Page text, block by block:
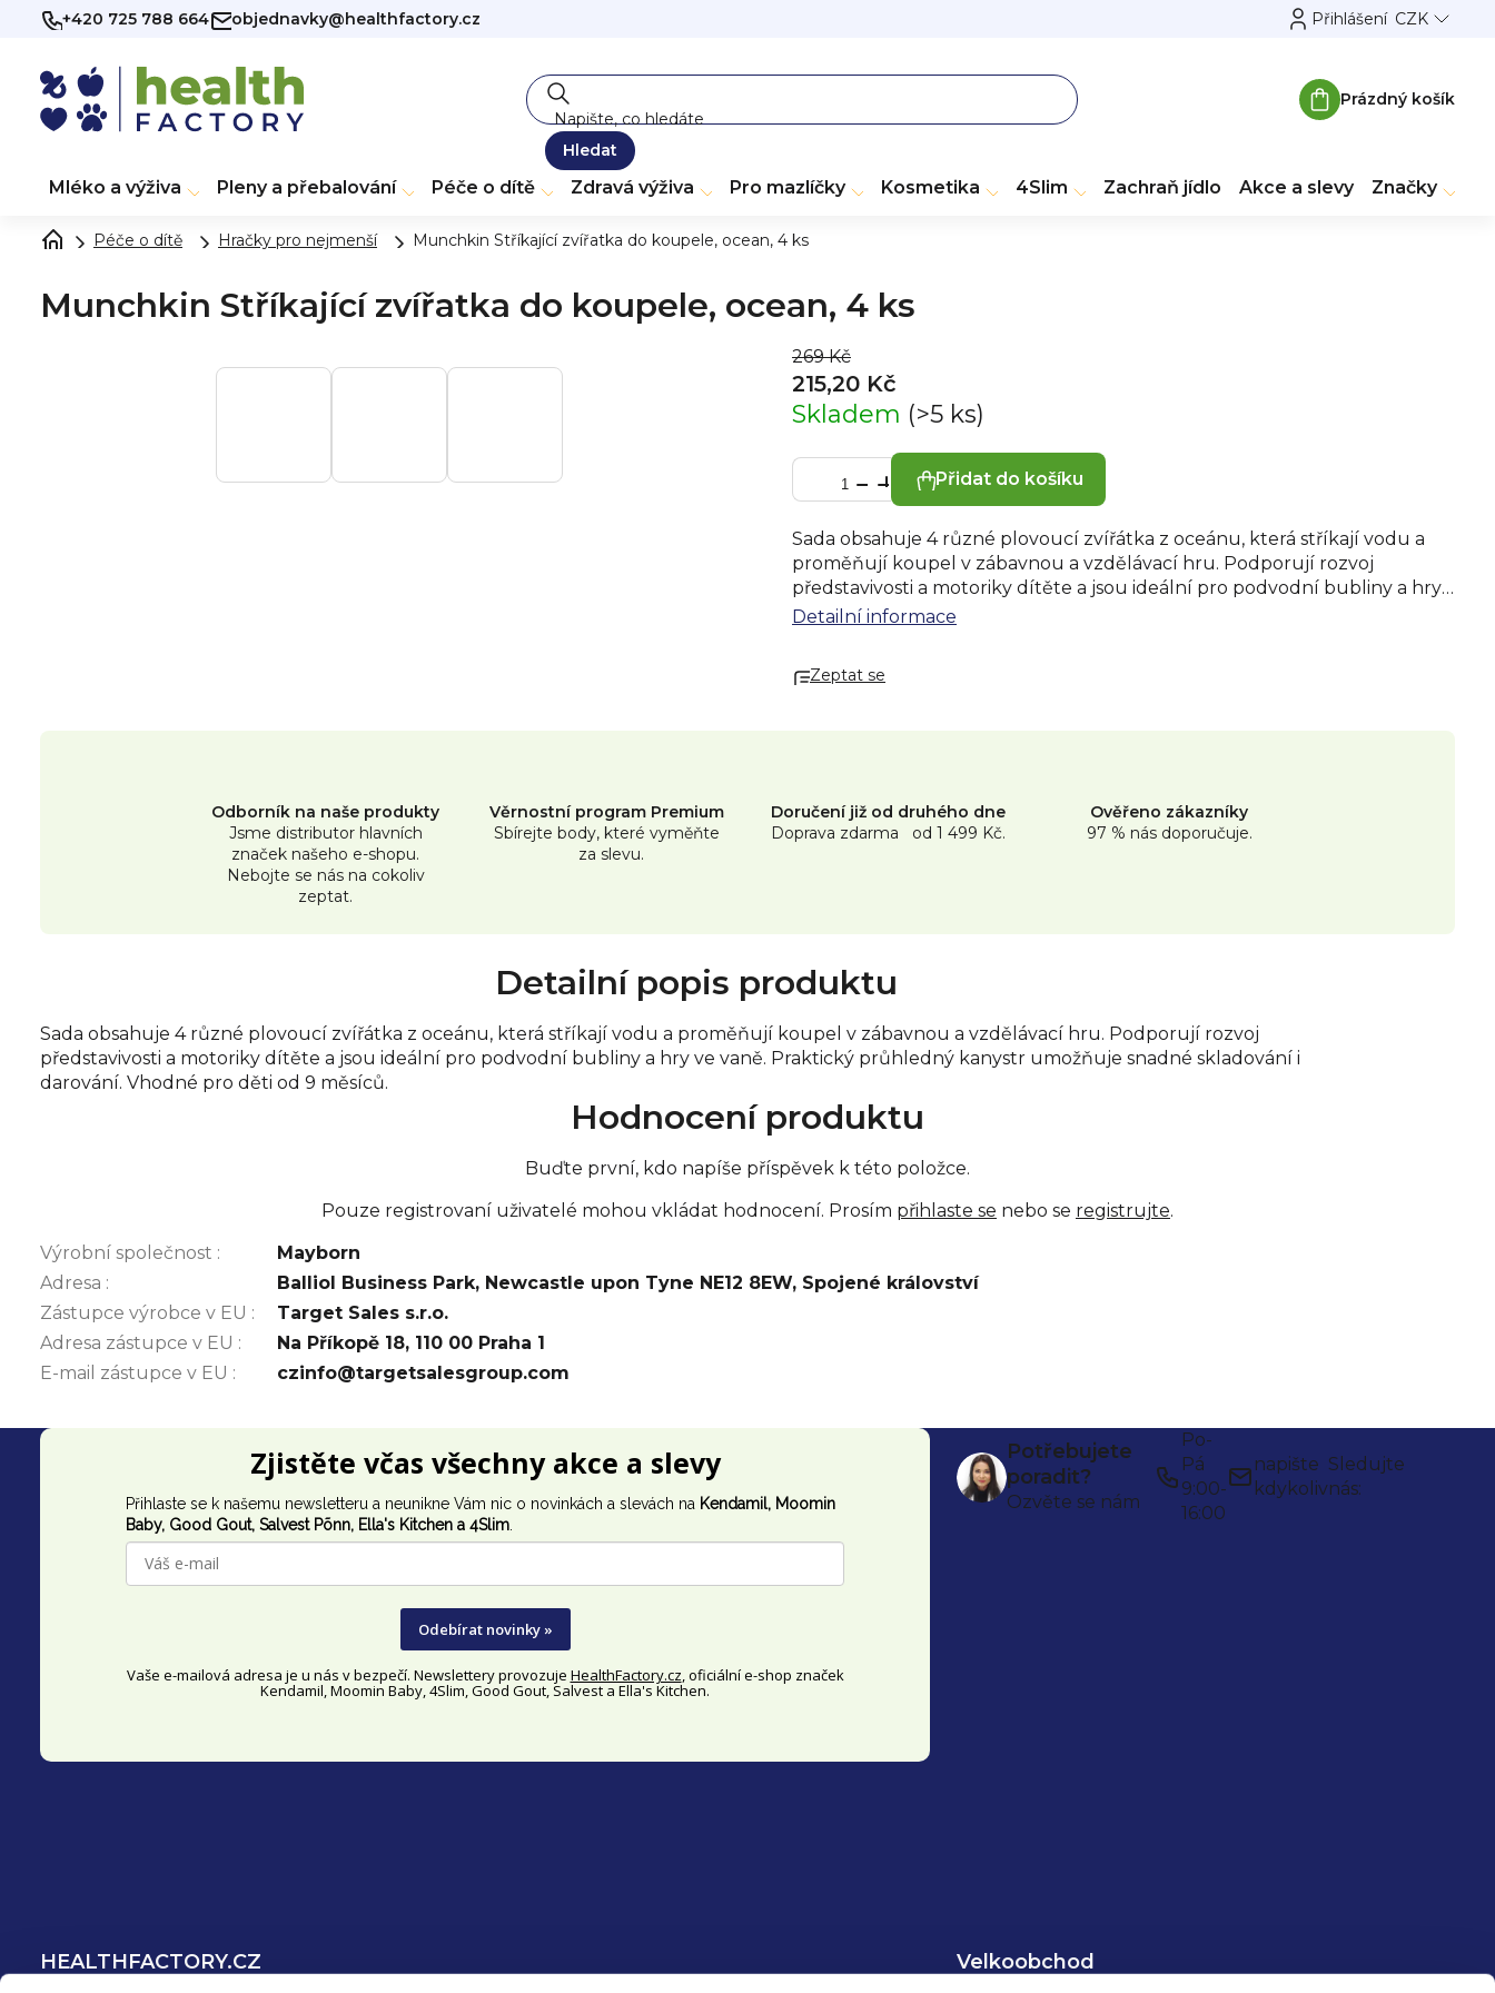
Přejít
+420 725 788 664 objednavky@healthfactory.cz CZK
Přihlášení
Hledat
Nákupní
Prázdný košík
Mléko a výživa Pleny a přebalování Péče o dítě Zdravá výživa Pro mazlíčky Kosmetika 4Slim Zachraň jídlo Akce a slevy Značky
Péče o dítě Hračky pro nejmenší Munchkin Stříkající zvířatka do koupele, ocean, 4 ks
Munchkin Stříkající zvířatka do koupele, ocean, 4 ks
269 Kč
215,20 Kč
Skladem (>5 ks)
Přidat do košíku
Sada obsahuje 4 různé plovoucí zvířátka z oceánu, která stříkají vodu a
proměňují koupel v zábavnou a vzdělávací hru. Podporují rozvoj
představivosti a motoriky dítěte a jsou ideální pro podvodní bubliny a hry
ve vaně. Praktický průhledný kanystr umožňuje snadné skladování i
Detailní informace
Zeptat se
Odborník na naše produkty
Jsme distributor hlavních
značek našeho e-shopu.
Nebojte se nás na cokoliv
zeptat.
Věrnostní program Premium
Sbírejte body, které vyměňte
za slevu.
Doručení již od druhého dne
Doprava zdarma od 1 499 Kč.
Ověřeno zákazníky
97 % nás doporučuje.
Detailní popis produktu
Sada obsahuje 4 různé plovoucí zvířátka z oceánu, která stříkají vodu a proměňují koupel v zábavnou a vzdělávací hru. Podporují rozvoj
představivosti a motoriky dítěte a jsou ideální pro podvodní bubliny a hry ve vaně. Praktický průhledný kanystr umožňuje snadné skladování i
darování. Vhodné pro děti od 9 měsíců.
Hodnocení produktu
Buďte první, kdo napíše příspěvek k této položce.
Pouze registrovaní uživatelé mohou vkládat hodnocení. Prosím přihlaste se nebo se registrujte.
Výrobní společnost :
Mayborn
Adresa :
Balliol Business Park, Newcastle upon Tyne NE12 8EW, Spojené království
Zástupce výrobce v EU :
Target Sales s.r.o.
Adresa zástupce v EU :
Na Příkopě 18, 110 00 Praha 1
E-mail zástupce v EU : czinfo@targetsalesgroup.com
Zjistěte včas všechny akce a slevy
Přihlaste se k našemu newsletteru a neunikne Vám nic o novinkách a slevách na Kendamil, Moomin
Baby, Good Gout, Salvest Põnn, Ella's Kitchen a 4Slim.
Odebírat novinky »
Vaše e-mailová adresa je u nás v bezpečí. Newslettery provozuje HealthFactory.cz, oficiálníe-shop značek
Kendamil, Moomin Baby, 4Slim, Good Gout, Salvest a Ella's Kitchen.
Potřebujete
poradit?
Ozvěte se nám
Po-
Pá
9:00-
16:00
napište
kdykoliv
Sledujte
nás:
HEALTHFACTORY.CZ Velkoobchod